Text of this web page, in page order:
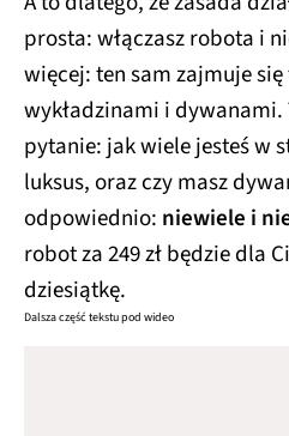
prosta: włączasz robota i
więcej: ten sam zajmuje
wykładzinami i
pytanie: jak wiele jesteś w
luksus, oraz czy masz
odpowiednio: niewiele i
robot za 249 zł będzie dla
dziesiątkę.
Dalsza część tekstu pod wideo